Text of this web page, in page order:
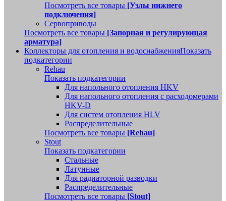
Посмотреть все товары [Узлы нижнего
подключения]
Сервоприводы
Посмотреть все товары [Запорная и регулирующая
арматура]
Коллекторы для отопления и водоснабженияПоказать
подкатегории
Rehau
Показать подкатегории
Для напольного отопления HKV
Для напольного отопления с расходомерами
HKV-D
Для систем отопления HLV
Распределительные
Посмотреть все товары [Rehau]
Stout
Показать подкатегории
Стальные
Латунные
Для радиаторной разводки
Распределительные
Посмотреть все товары [Stout]